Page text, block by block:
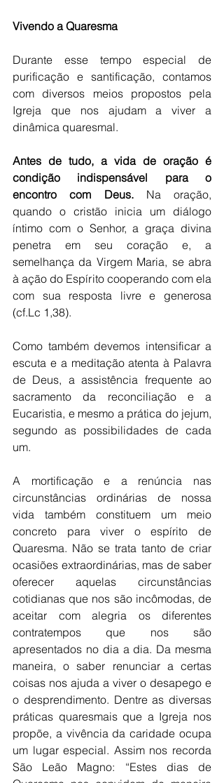
Vivendo a Quaresma
Durante esse tempo especial de
purificação e santificação, contamos
com diversos meios propostos pela
Igreja que nos ajudam a viver a
dinâmica quaresmal.
Antes de tudo, a vida de oração é
condição indispensável para o
encontro com Deus. Na oração,
quando o cristão inicia um diálogo
íntimo com o Senhor, a graça divina
penetra em seu coração e, a
semelhança da Virgem Maria, se abra
à ação do Espírito cooperando com ela
com sua resposta livre e generosa
(cf.Lc 1,38).
Como também devemos intensificar a
escuta e a meditação atenta à Palavra
de Deus, a assistência frequente ao
sacramento da reconciliação e a
Eucaristia, e mesmo a prática do jejum,
segundo as possibilidades de cada
um.
A mortificação e a renúncia nas
circunstâncias ordinárias de nossa
vida também constituem um meio
concreto para viver o espírito de
Quaresma. Não se trata tanto de criar
ocasiões extraordinárias, mas de saber
oferecer aquelas circunstâncias
cotidianas que nos são incômodas, de
aceitar com alegria os diferentes
contratempos que nos são
apresentados no dia a dia. Da mesma
maneira, o saber renunciar a certas
coisas nos ajuda a viver o desapego e
o desprendimento. Dentre as diversas
práticas quaresmais que a Igreja nos
propõe, a vivência da caridade ocupa
um lugar especial. Assim nos recorda
São Leão Magno: “Estes dias de